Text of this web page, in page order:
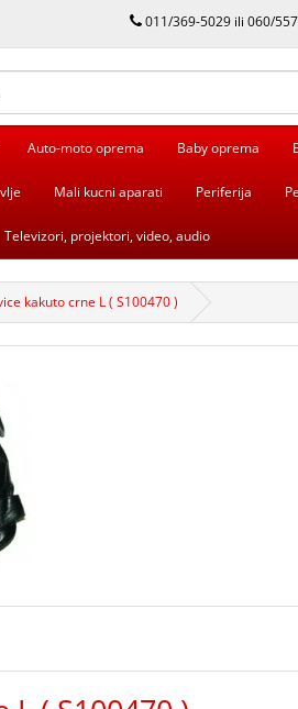
011/369-5029 ili 060/
Auto-moto oprema Baby oprema
Mali kucni aparati Periferija
Televizori, projektori, video, audio
kakuto crne L ( S100470 )